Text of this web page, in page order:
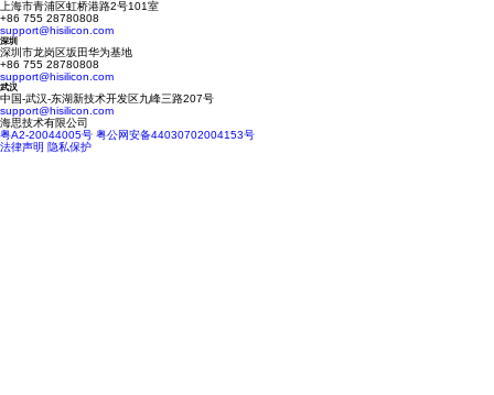
上海市青浦区虹桥港路2号101室
+86 755 28780808
support@hisilicon.com
深圳
深圳市龙岗区坂田华为基地
+86 755 28780808
support@hisilicon.com
武汉
中国-武汉-东湖新技术开发区九峰三路207号
support@hisilicon.com
海思技术有限公司
粤A2-20044005号 粤公网安备44030702004153号
法律声明 隐私保护